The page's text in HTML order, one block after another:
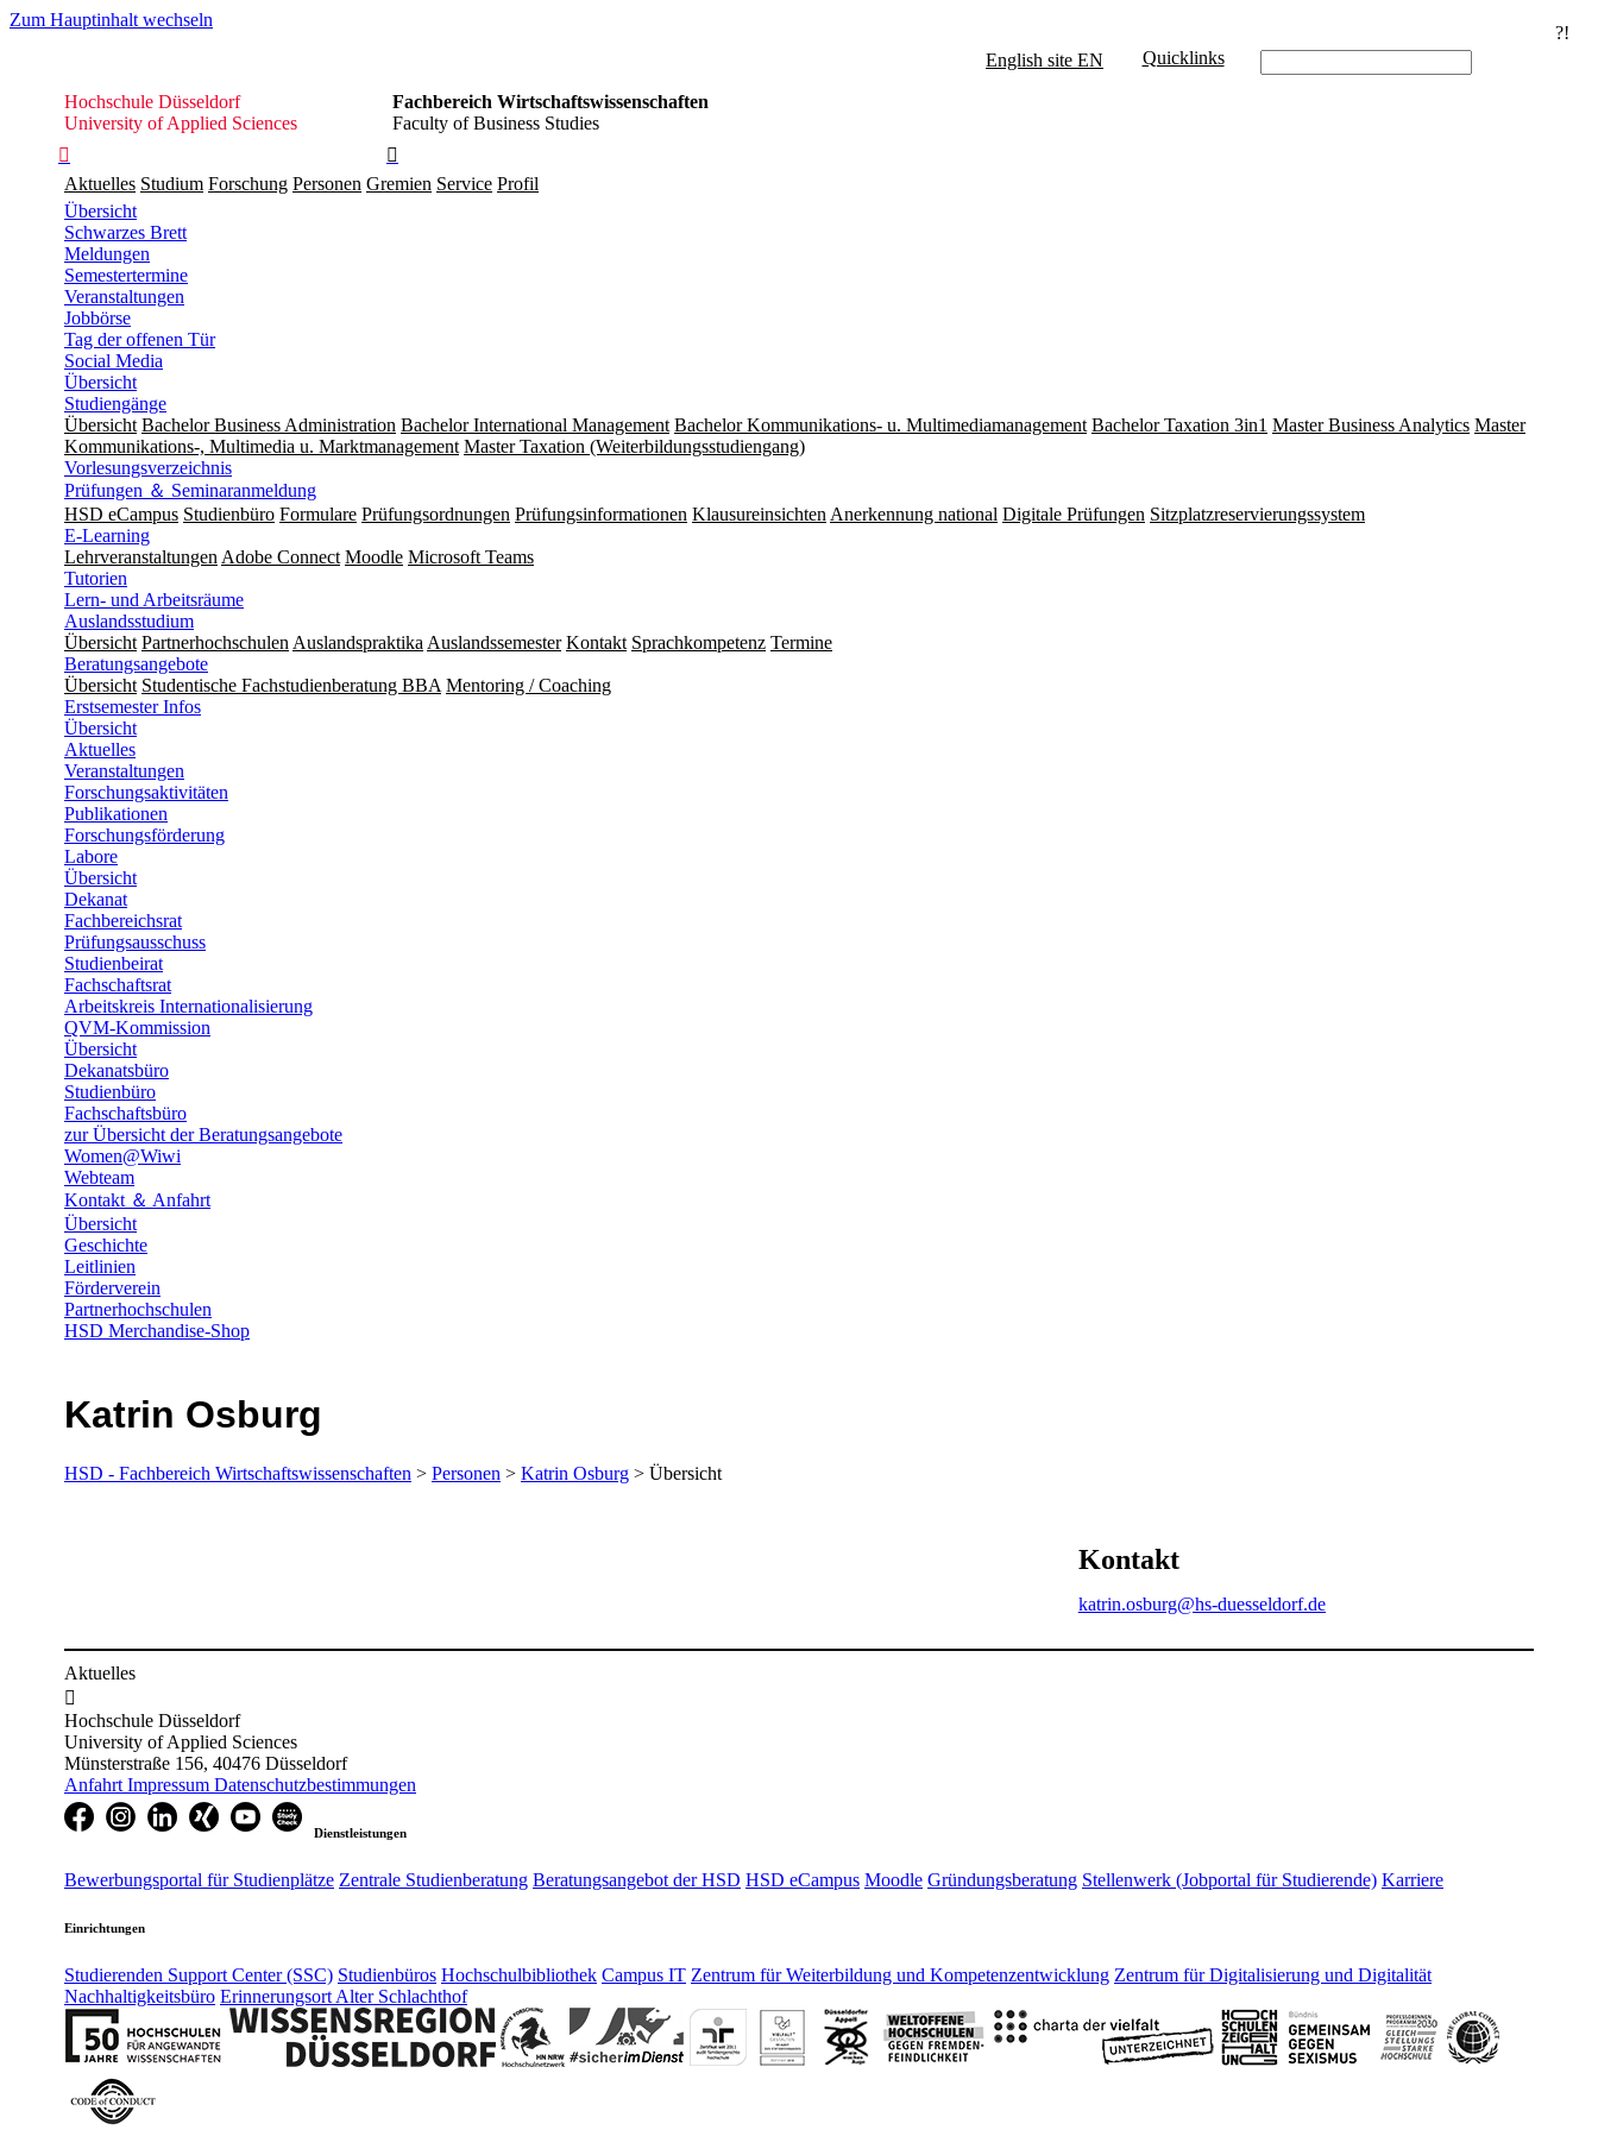
Zum Hauptinhalt wechseln
?!
Hochschule
Düsseldorf
Hochschule Düsseldorf
University of Applied Sciences
Fachbereich Wirtschaftswissenschaften
Faculty of Business Studies


English site EN Quicklinks
Aktuelles Studium Forschung Personen Gremien Service Profil
Übersicht
Schwarzes Brett
Meldungen
Semestertermine
Veranstaltungen
Jobbörse
Tag der offenen Tür
Social Media
Übersicht
Studiengänge
Übersicht Bachelor Business Administration Bachelor International Management Bachelor Kommunikations- u. Multimediamanagement Bachelor Taxation 3in1 Master Business Analytics Master
Kommunikations-, Multimedia u. Marktmanagement Master Taxation (Weiterbildungsstudiengang)
Vorlesungsverzeichnis
Prüfungen ＆ Seminaranmeldung
HSD eCampus Studienbüro Formulare Prüfungs­ordnungen Prüfungs­informationen Klausureinsichten Anerkennung national Digitale Prüfungen Sitzplatzreservierungssystem
E-Learning
Lehrveranstaltungen Adobe Connect Moodle Microsoft Teams
Tutorien
Lern- und Arbeitsräume
Auslandsstudium
Übersicht Partnerhochschulen Auslandspraktika Auslandssemester Kontakt Sprachkompetenz Termine
Beratungsangebote
Übersicht Studentische Fachstudienberatung BBA Mentoring / Coaching
Erstsemester Infos
Übersicht
Aktuelles
Veranstaltungen
Forschungsaktivitäten
Publikationen
Forschungsförderung
Labore
Übersicht
Dekanat
Fachbereichsrat
Prüfungsausschuss
Studienbeirat
Fachschaftsrat
​​Arbeitskreis Internationalisierung
QVM-Kommission
Übersicht
Dekanatsbüro
Studienbüro
Fachschaftsbüro
zur Übersicht der Beratungsangebote
Women@Wiwi
Webteam
Kontakt ＆ Anfahrt
Übersicht
Geschichte
Leitlinien
Förderverein
Partnerhochschulen
HSD Merchandise-Shop
Katrin Osburg
HSD - Fachbereich Wirtschaftswissenschaften > Personen > Katrin Osburg > Übersicht
Kontakt
katrin.osburg@hs-duesseldorf.de
Aktuelles

Hochschule Düsseldorf
University of Applied Sciences
Münsterstraße 156, 40476 Düsseldorf
Anfahrt Impressum Datenschutzbestimmungen
Dienstleistungen
Bewerbungsportal für Studienplätze Zentrale Studienberatung Beratungsangebot der HSD HSD eCampus Moodle Gründungsberatung Stellenwerk (Jobportal für Studierende) Karriere
Einrichtungen
Studierenden Support Center (SSC) Studienbüros Hochschulbibliothek Campus IT Zentrum für Weiterbildung und Kompetenzentwicklung Zentrum für Digitalisierung und Digitalität
Nachhaltigkeitsbüro Erinnerungsort Alter Schlachthof